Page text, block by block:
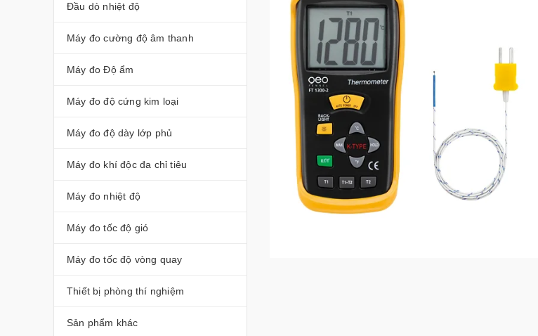
Đầu dò nhiệt độ
Máy đo cường độ âm thanh
Máy đo Độ ẩm
Máy đo độ cứng kim loại
Máy đo độ dày lớp phủ
Máy đo khí độc đa chỉ tiêu
Máy đo nhiệt độ
Máy đo tốc độ gió
Máy đo tốc độ vòng quay
Thiết bị phòng thí nghiệm
Sản phẩm khác